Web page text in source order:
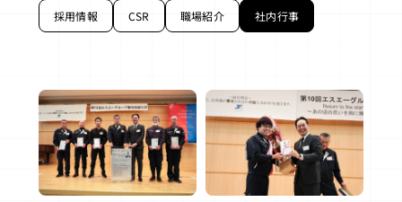
採用情報 CSR 職場紹介 社内行事